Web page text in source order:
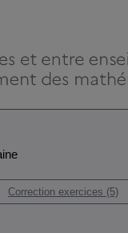
Correction exercices (5)